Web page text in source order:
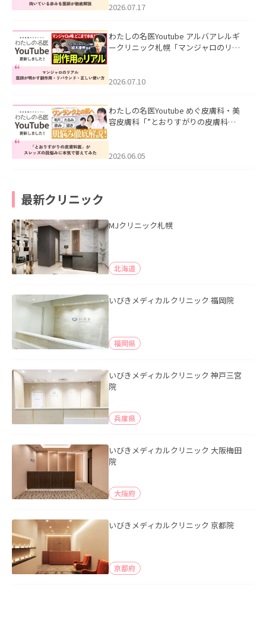
した。
2026.07.17
わたしの名医Youtube アルバアレルギ
ークリニック札幌「マンジャロのリア
た。
2026.07.10
わたしの名医Youtube めぐ皮膚科・美
容皮膚科「”とおりすがりの皮膚科
2026.06.05
最新クリニック
MJクリニック札幌
北海道
いびきメディカルクリニック 福岡院
福岡県
いびきメディカルクリニック 神戸三宮
院
兵庫県
いびきメディカルクリニック 大阪梅田
院
大阪府
いびきメディカルクリニック 京都院
京都府